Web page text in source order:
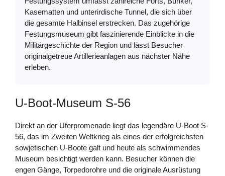
Kasematten und unterirdische Tunnel, die sich über
die gesamte Halbinsel erstrecken. Das zugehörige
Festungsmuseum gibt faszinierende Einblicke in die
Militärgeschichte der Region und lässt Besucher
originalgetreue Artillerieanlagen aus nächster Nähe
erleben.
U-Boot-Museum S-56
Direkt an der Uferpromenade liegt das legendäre U-Boot S-
56, das im Zweiten Weltkrieg als eines der erfolgreichsten
sowjetischen U-Boote galt und heute als schwimmendes
Museum besichtigt werden kann. Besucher können die
engen Gänge, Torpedorohre und die originale Ausrüstung